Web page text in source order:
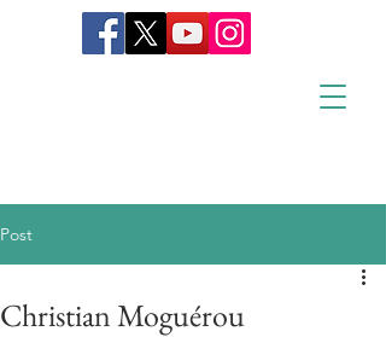
Post
Christian Moguérou